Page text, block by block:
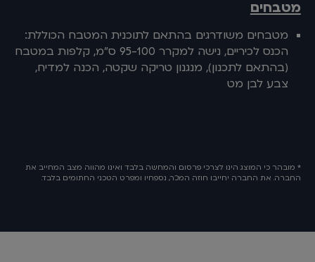
מטבחים
מטבחים משודרגים בהתאם לתוכנית המטבח הכוללת:
הכנס לכיריים, נישה למקרר 95-100 ס"מ, קלפות במטבח
(בהתאם לתכנון), מנגנון טריקה שקטה, הכנה למדיח,
צבע לבן מט
* מובהר כי המוצג הינו לצרכי פרסום והמחשה בלבד ואינו מהווה מצב המחייב את
החברה. את החברה יחייבו חוזה המכר, נספחיו ומפרט הטכני החתומים בלבד.